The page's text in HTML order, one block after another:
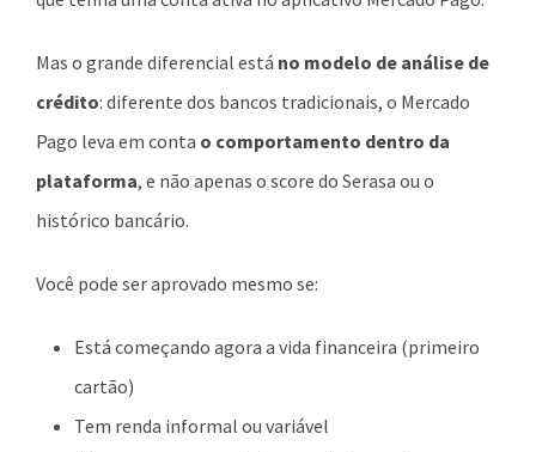
Mas o grande diferencial está no modelo de análise de
crédito: diferente dos bancos tradicionais, o Mercado
Pago leva em conta o comportamento dentro da
plataforma, e não apenas o score do Serasa ou o
histórico bancário.
Você pode ser aprovado mesmo se:
Está começando agora a vida financeira (primeiro
cartão)
Tem renda informal ou variável